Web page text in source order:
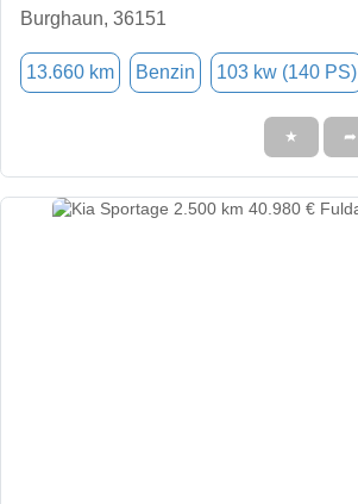
Burghaun, 36151
13.660 km Benzin 103 kw (140 PS)
★ ➦